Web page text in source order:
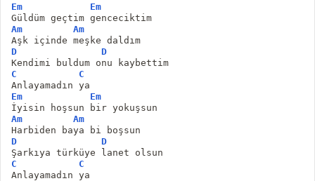
Em
Em
Güldüm geçtim genceciktim
Am
Am
Aşk içinde meşke daldım
D
D
Kendimi buldum onu kaybettim
C
C
Anlayamadın ya
Em
Em
İyisin hoşsun bir yokuşsun
Am
Am
Harbiden baya bi boşsun
D
D
Şarkıya türküye lanet olsun
C
C
Anlayamadın ya